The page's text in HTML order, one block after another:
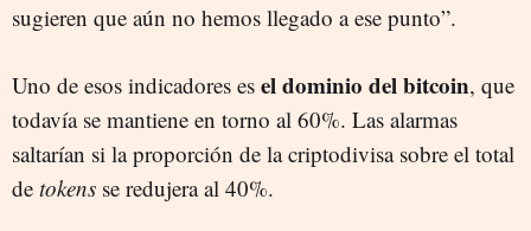
sugieren que aún no hemos llegado a ese punto”.
Uno de esos indicadores es el dominio del bitcoin, que
todavía se mantiene en torno al 60%. Las alarmas
saltarían si la proporción de la criptodivisa sobre el total
de tokens se redujera al 40%.